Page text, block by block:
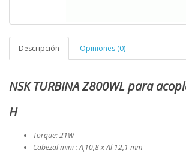
Descripción Opiniones (0)
NSK TURBINA Z800WL para
H
Torque: 21W
Cabezal mini : A¸10,8 x Al 12,1 mm